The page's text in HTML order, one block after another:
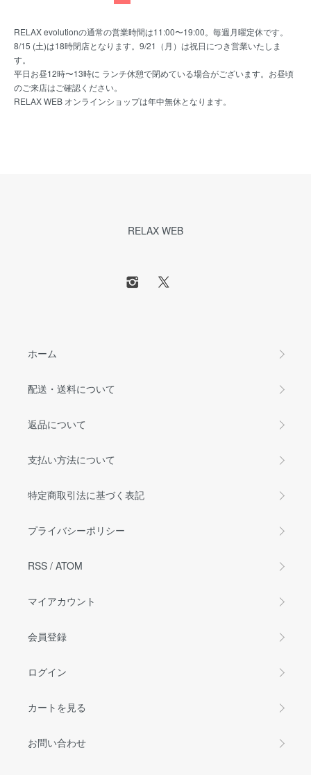
RELAX evolutionの通常の営業時間は11:00〜19:00。毎週月曜定休です。
8/15 (土)は18時閉店となります。9/21（月）は祝日につき営業いたしま
す。
平日お昼12時〜13時に ランチ休憩で閉めている場合がございます。お昼頃
のご来店はご確認ください。
RELAX WEB オンラインショップは年中無休となります。
RELAX WEB
ホーム
配送・送料について
返品について
支払い方法について
特定商取引法に基づく表記
プライバシーポリシー
RSS / ATOM
マイアカウント
会員登録
ログイン
カートを見る
お問い合わせ